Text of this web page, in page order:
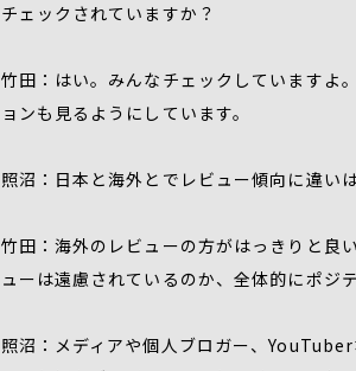
チェックされていますか？
竹田：はい。みんなチェックしていますよ
ョンも見るようにしています。
照沼：日本と海外とでレビュー傾向に違い
竹田：海外のレビューの方がはっきりと良
ューは遠慮されているのか、全体的にポジ
照沼：メディアや個人ブロガー、